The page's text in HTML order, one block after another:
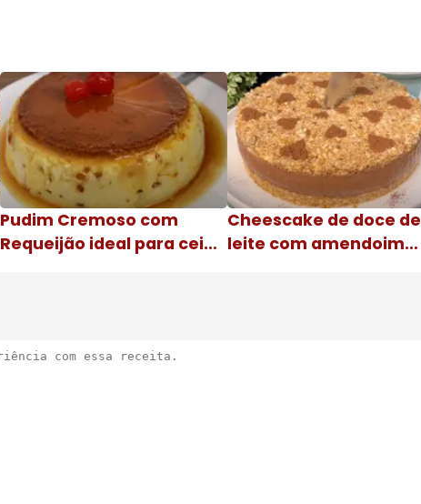
Pudim Cremoso com
Requeijão ideal para ceia
Cheescake de doce de
leite com amendoim